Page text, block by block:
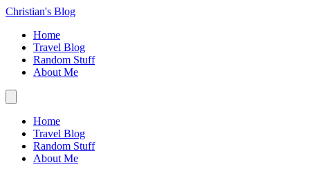
Christian's Blog
Home
Travel Blog
Random Stuff
About Me
Home
Travel Blog
Random Stuff
About Me